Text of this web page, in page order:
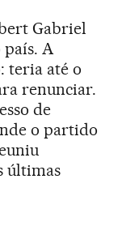
Gabriel
A
teria até o
renunciar.
de
o partido
últimas